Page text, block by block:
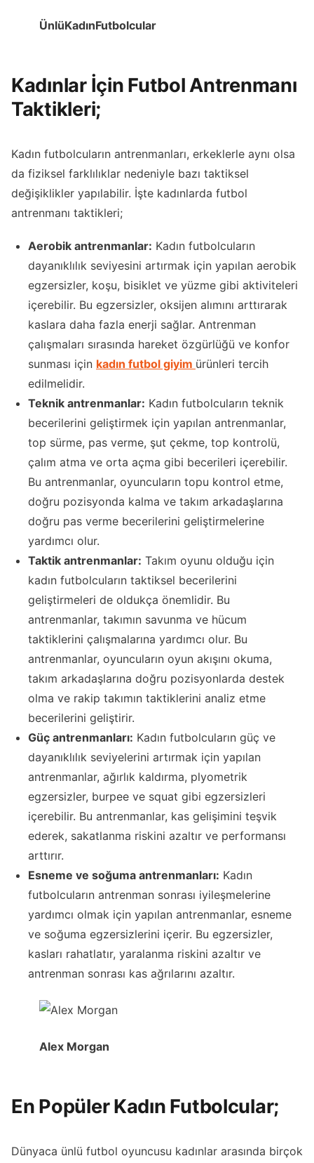
ÜnlüKadınFutbolcular
Kadınlar İçin Futbol Antrenmanı
Taktikleri;
Kadın futbolcuların antrenmanları, erkeklerle aynı olsa
da fiziksel farklılıklar nedeniyle bazı taktiksel
değişiklikler yapılabilir. İşte kadınlarda futbol
antrenmanı taktikleri;
Aerobik antrenmanlar: Kadın futbolcuların
dayanıklılık seviyesini artırmak için yapılan aerobik
egzersizler, koşu, bisiklet ve yüzme gibi aktiviteleri
içerebilir. Bu egzersizler, oksijen alımını arttırarak
kaslara daha fazla enerji sağlar. Antrenman
çalışmaları sırasında hareket özgürlüğü ve konfor
sunması için kadın futbol giyim ürünleri tercih
edilmelidir.
Teknik antrenmanlar: Kadın futbolcuların teknik
becerilerini geliştirmek için yapılan antrenmanlar,
top sürme, pas verme, şut çekme, top kontrolü,
çalım atma ve orta açma gibi becerileri içerebilir.
Bu antrenmanlar, oyuncuların topu kontrol etme,
doğru pozisyonda kalma ve takım arkadaşlarına
doğru pas verme becerilerini geliştirmelerine
yardımcı olur.
Taktik antrenmanlar: Takım oyunu olduğu için
kadın futbolcuların taktiksel becerilerini
geliştirmeleri de oldukça önemlidir. Bu
antrenmanlar, takımın savunma ve hücum
taktiklerini çalışmalarına yardımcı olur. Bu
antrenmanlar, oyuncuların oyun akışını okuma,
takım arkadaşlarına doğru pozisyonlarda destek
olma ve rakip takımın taktiklerini analiz etme
becerilerini geliştirir.
Güç antrenmanları: Kadın futbolcuların güç ve
dayanıklılık seviyelerini artırmak için yapılan
antrenmanlar, ağırlık kaldırma, plyometrik
egzersizler, burpee ve squat gibi egzersizleri
içerebilir. Bu antrenmanlar, kas gelişimini teşvik
ederek, sakatlanma riskini azaltır ve performansı
arttırır.
Esneme ve soğuma antrenmanları: Kadın
futbolcuların antrenman sonrası iyileşmelerine
yardımcı olmak için yapılan antrenmanlar, esneme
ve soğuma egzersizlerini içerir. Bu egzersizler,
kasları rahatlatır, yaralanma riskini azaltır ve
antrenman sonrası kas ağrılarını azaltır.
Alex Morgan
En Popüler Kadın Futbolcular;
Dünyaca ünlü futbol oyuncusu kadınlar arasında birçok